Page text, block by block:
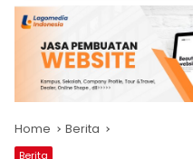
Home Berita
Berita